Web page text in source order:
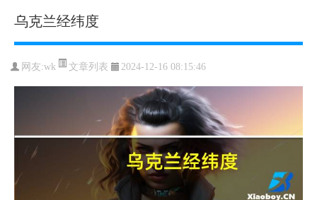
乌克兰经纬度
网友:wk 文章列表 2024-12-16 08:15:46